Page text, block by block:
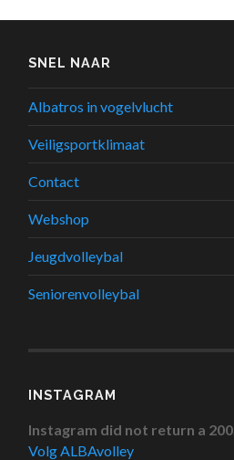
SNEL NAAR
Albatros in vogelvlucht
Veiligsportklimaat
Contact
Webshop
Jeugdvolleybal
Seniorenvolleybal
INSTAGRAM
Instagram did not return a 200.
Volg ALBAvolley